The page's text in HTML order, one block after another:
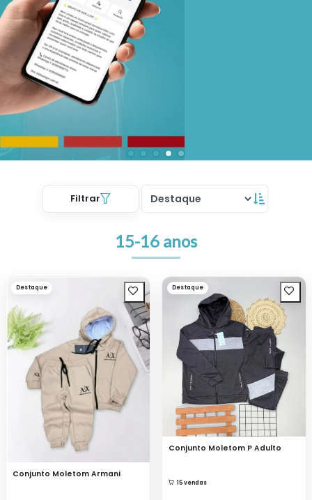
Filtrar
15-16 anos
Destaque
Conjunto Moletom Armani
Destaque
Conjunto Moletom P Adulto
15 vendas